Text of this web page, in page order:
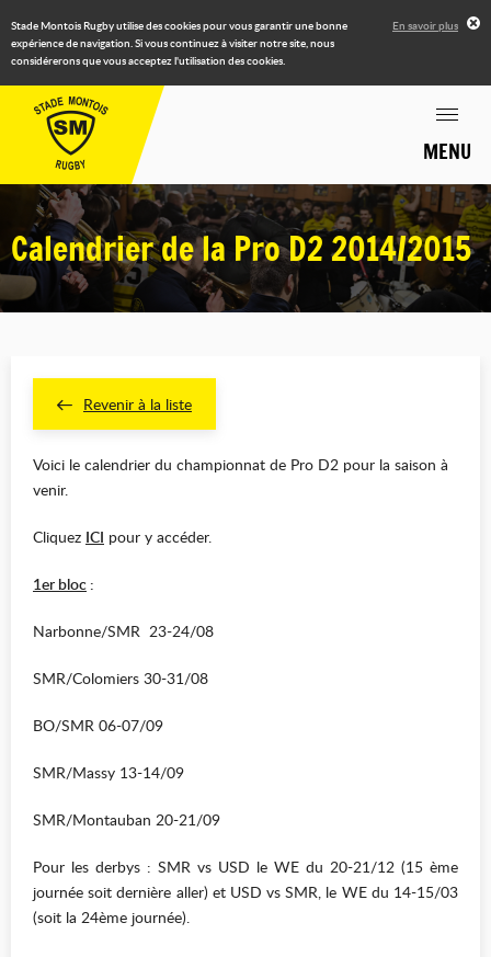
Stade Montois Rugby utilise des cookies pour vous garantir une bonne
expérience de navigation. Si vous continuez à visiter notre site, nous
considérerons que vous acceptez l'utilisation des cookies.
En savoir plus
MENU
Calendrier de la Pro D2 2014/2015
Revenir à la liste
Voici le calendrier du championnat de Pro D2 pour la saison à
venir.
Cliquez ICI pour y accéder.
1er bloc :
Narbonne/SMR 23-24/08
SMR/Colomiers 30-31/08
BO/SMR 06-07/09
SMR/Massy 13-14/09
SMR/Montauban 20-21/09
Pour les derbys : SMR vs USD le WE du 20-21/12 (15 ème
journée soit dernière aller) et USD vs SMR, le WE du 14-15/03
(soit la 24ème journée).